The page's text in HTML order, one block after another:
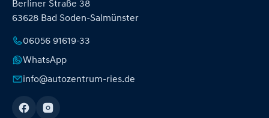
Berliner Straße 38
63628 Bad Soden-Salmünster
06056 91619-33
WhatsApp
info@autozentrum-ries.de